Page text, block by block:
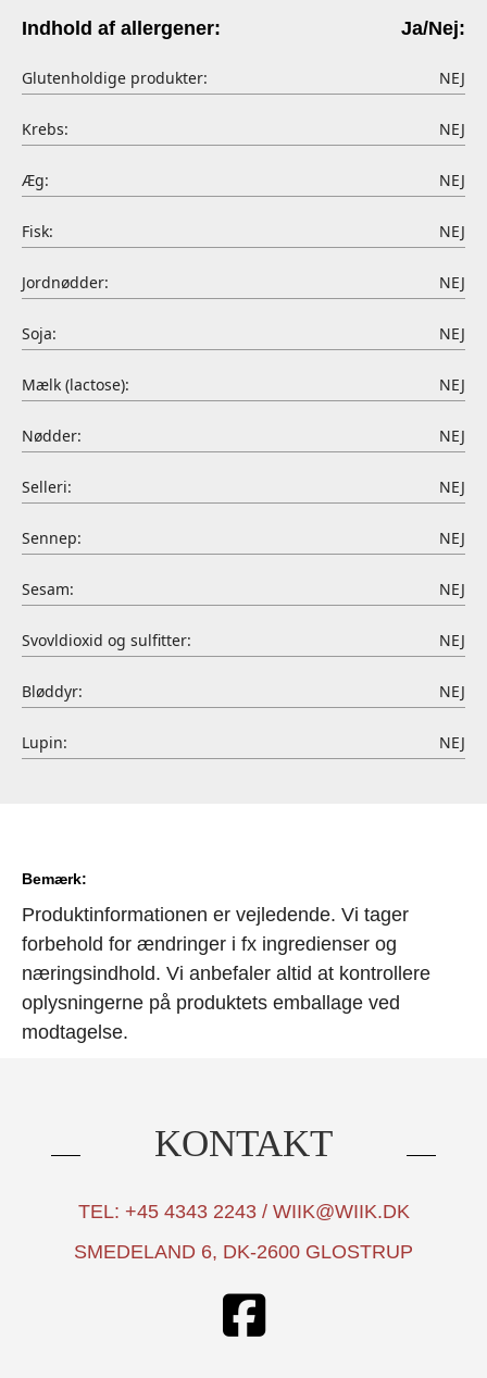
Indhold af allergener: Ja/Nej:
Glutenholdige produkter: NEJ
Krebs: NEJ
Æg: NEJ
Fisk: NEJ
Jordnødder: NEJ
Soja: NEJ
Mælk (lactose): NEJ
Nødder: NEJ
Selleri: NEJ
Sennep: NEJ
Sesam: NEJ
Svovldioxid og sulfitter: NEJ
Bløddyr: NEJ
Lupin: NEJ
Bemærk:
Produktinformationen er vejledende. Vi tager
forbehold for ændringer i fx ingredienser og
næringsindhold. Vi anbefaler altid at kontrollere
oplysningerne på produktets emballage ved
modtagelse.
KONTAKT
TEL: +45 4343 2243 / WIIK@WIIK.DK
SMEDELAND 6, DK-2600 GLOSTRUP